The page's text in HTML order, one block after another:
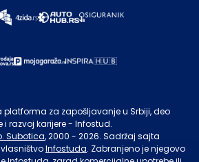
platforma za zapošljavanje u Srbiji, deo
razvoj karijere - Infostud.
Subotica, 2000 - 2026. Sadržaj sajta
Infostuda. Zabranjeno je njegovo